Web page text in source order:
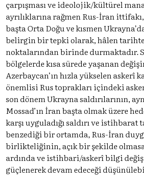
çarpışması ve ideolojik/kültürel
ayrılıklarına rağmen Rus-İran ittifakı,
başta Orta Doğu ve kısmen
belirgin bir tepki olarak, hâlen
noktalarından birinde durmaktadır.
bölgelerde kısa sürede yaşanan
Azerbaycan’ın hızla yükselen askerî
önemlisi Rus toprakları içindeki
son dönem Ukrayna saldırılarının,
Mossad’ın İran başta olmak üzere
karşı uyguladığı saldırı ve
benzediği bir ortamda, Rus-İran
birlikteliğinin, açık bir şekilde
ardında ve istihbari/askerî bilgi
güçlenerek devam edeceği